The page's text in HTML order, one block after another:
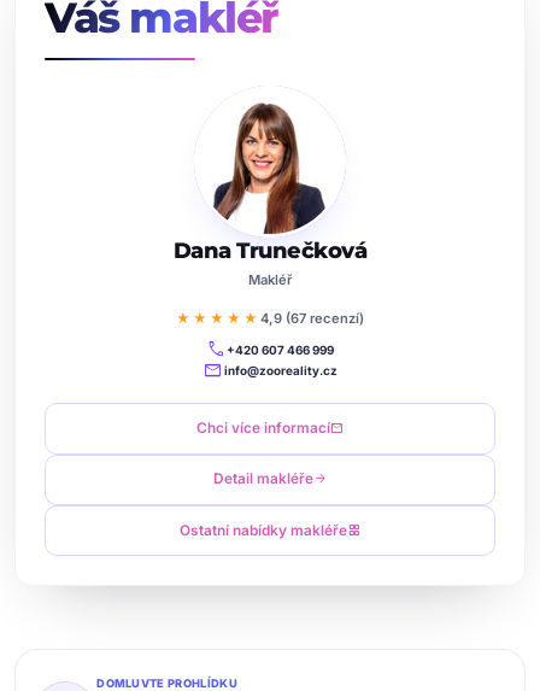
Váš makléř
Dana Trunečková
Makléř
★★★★★ 4,9 (67 recenzí)
call +420 607 466 999
mail info@zooreality.cz
Chci více informacímail
Detail makléřearrow_forward
Ostatní nabídky makléřegrid_view
DOMLUVTE PROHLÍDKU